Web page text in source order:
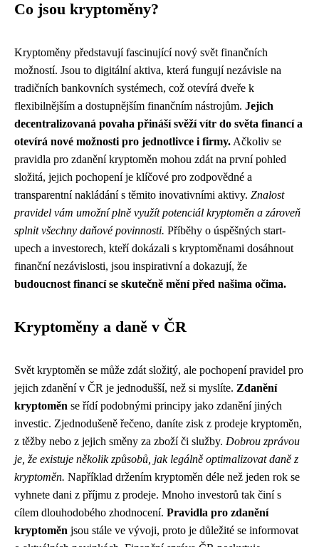
Co jsou kryptoměny?
Kryptoměny představují fascinující nový svět finančních
možností. Jsou to digitální aktiva, která fungují nezávisle na
tradičních bankovních systémech, což otevírá dveře k
flexibilnějším a dostupnějším finančním nástrojům. Jejich
decentralizovaná povaha přináší svěží vítr do světa financí a
otevírá nové možnosti pro jednotlivce i firmy. Ačkoliv se
pravidla pro zdanění kryptoměn mohou zdát na první pohled
složitá, jejich pochopení je klíčové pro zodpovědné a
transparentní nakládání s těmito inovativními aktivy. Znalost
pravidel vám umožní plně využít potenciál kryptoměn a zároveň
splnit všechny daňové povinnosti. Příběhy o úspěšných start-
upech a investorech, kteří dokázali s kryptoměnami dosáhnout
finanční nezávislosti, jsou inspirativní a dokazují, že
budoucnost financí se skutečně mění před našima očima.
Kryptoměny a daně v ČR
Svět kryptoměn se může zdát složitý, ale pochopení pravidel pro
jejich zdanění v ČR je jednodušší, než si myslíte. Zdanění
kryptoměn se řídí podobnými principy jako zdanění jiných
investic. Zjednodušeně řečeno, daníte zisk z prodeje kryptoměn,
z těžby nebo z jejich směny za zboží či služby. Dobrou zprávou
je, že existuje několik způsobů, jak legálně optimalizovat daně z
kryptoměn. Například držením kryptoměn déle než jeden rok se
vyhnete dani z příjmu z prodeje. Mnoho investorů tak činí s
cílem dlouhodobého zhodnocení. Pravidla pro zdanění
kryptoměn jsou stále ve vývoji, proto je důležité se informovat